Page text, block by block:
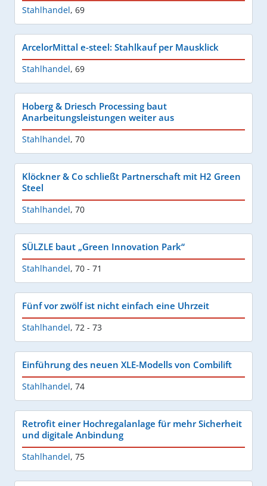
Stahlhandel, 69
ArcelorMittal e-steel: Stahlkauf per Mausklick
Stahlhandel, 69
Hoberg & Driesch Processing baut
Anarbeitungsleistungen weiter aus
Stahlhandel, 70
Klöckner & Co schließt Partnerschaft mit H2 Green
Steel
Stahlhandel, 70
SÜLZLE baut „Green Innovation Park“
Stahlhandel, 70 - 71
Fünf vor zwölf ist nicht einfach eine Uhrzeit
Stahlhandel, 72 - 73
Einführung des neuen XLE-Modells von Combilift
Stahlhandel, 74
Retrofit einer Hochregalanlage für mehr Sicherheit
und digitale Anbindung
Stahlhandel, 75